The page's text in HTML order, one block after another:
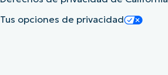
Tus opciones de privacidad